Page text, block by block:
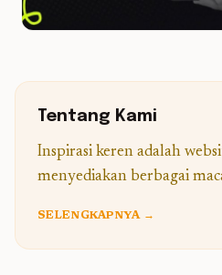
Tentang Kami
Inspirasi keren adalah
menyediakan berbagai
SELENGKAPNYA →